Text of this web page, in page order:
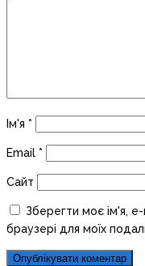
Ім'я *
Email *
Сайт
Зберегти моє ім'я,
браузері для моїх